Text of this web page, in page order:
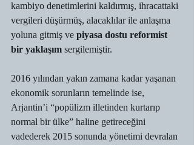
kambiyo denetimlerini kaldırmış, ihracattaki
vergileri düşürmüş, alacaklılar ile anlaşma
yoluna gitmiş ve piyasa dostu reformist
bir yaklaşım sergilemiştir.
2016 yılından yakın zamana kadar yaşanan
ekonomik sorunların temelinde ise,
Arjantin’i “popülizm illetinden kurtarıp
normal bir ülke” haline getireceğini
vadederek 2015 sonunda yönetimi devralan